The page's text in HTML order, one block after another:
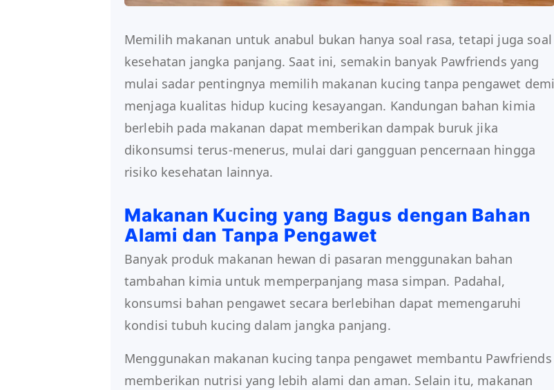
Memilih makanan untuk anabul bukan hanya soal rasa, tetapi juga soal
kesehatan jangka panjang. Saat ini, semakin banyak Pawfriends yang
mulai sadar pentingnya memilih makanan kucing tanpa pengawet demi
menjaga kualitas hidup kucing kesayangan. Kandungan bahan kimia
berlebih pada makanan dapat memberikan dampak buruk jika
dikonsumsi terus-menerus, mulai dari gangguan pencernaan hingga
risiko kesehatan lainnya.
Makanan Kucing yang Bagus dengan Bahan
Alami dan Tanpa Pengawet
Banyak produk makanan hewan di pasaran menggunakan bahan
tambahan kimia untuk memperpanjang masa simpan. Padahal,
konsumsi bahan pengawet secara berlebihan dapat memengaruhi
kondisi tubuh kucing dalam jangka panjang.
Menggunakan makanan kucing tanpa pengawet membantu Pawfriends
memberikan nutrisi yang lebih alami dan aman. Selain itu, makanan